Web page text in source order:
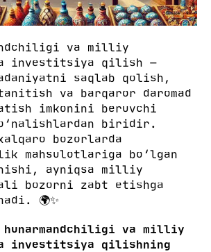
va milliy
investitsiya qilish —
saqlab qolish,
va barqaror daromad
imkonini beruvchi
biridir.
bozorlarda
mahsulotlariga bo‘lgan
ayniqsa milliy
bozorni zabt etishga
🌍✨
hunarmandchiligi va milliy
investitsiya qilishning